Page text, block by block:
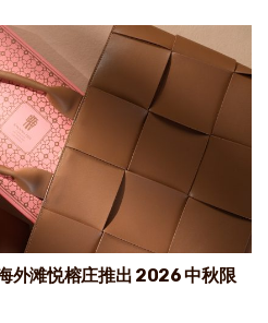
外滩悦榕庄推出 2026 中秋限